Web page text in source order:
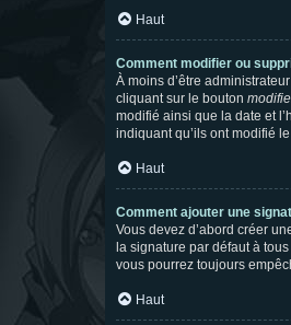
Haut
Comment modifier ou
À moins d’être
cliquant sur le bouton
modifié ainsi que la date et
indiquant qu’ils ont modifié
Haut
Comment ajouter une
Vous devez d’abord créer
la signature par défaut à
vous pourrez toujours
Haut